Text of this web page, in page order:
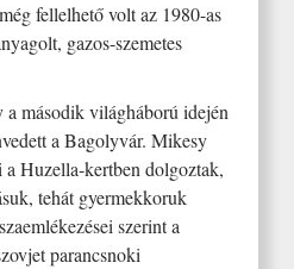
fellelhető volt az 1980-as
gazos-szemetes
második világháború idején
a Bagolyvár. Mikesy
Huzella-kertben dolgoztak,
tehát gyermekkoruk
szerint a
parancsnoki